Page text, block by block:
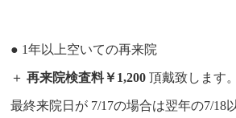
● 1年以上空いての再来院
＋再来院検査料￥1,200 頂戴致します。
最終来院日が 7/17の場合は翌年の7/18